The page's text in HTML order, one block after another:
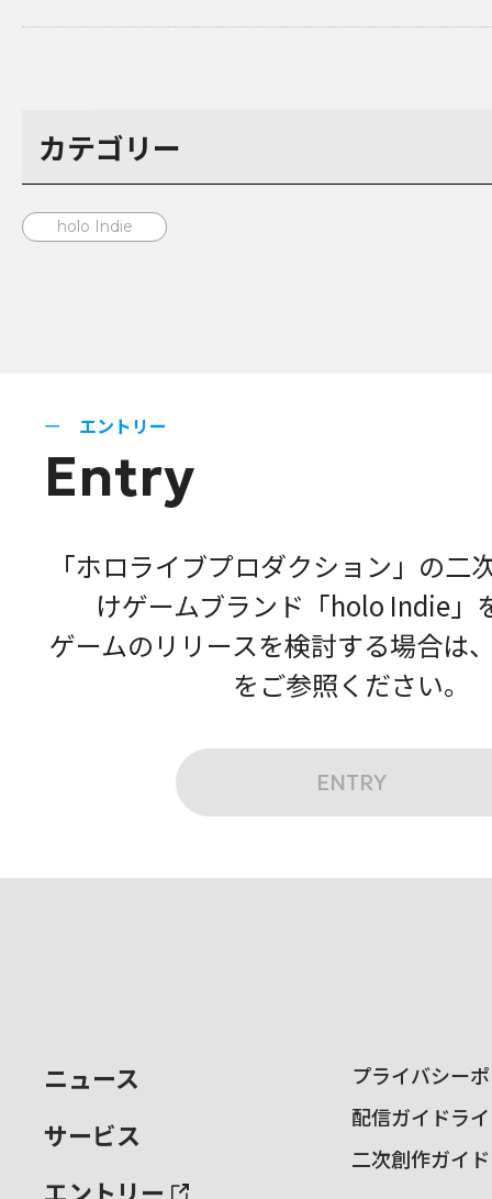
カテゴリー
holo Indie
エントリー
Entry
「ホロライブプロダクション」の二
けゲームブランド「holo Indie」
ゲームのリリースを検討する場合は
をご参照ください。
ENTRY
ニュース
サービス
エントリー
プライバシー
配信ガイドラ
二次創作ガイ